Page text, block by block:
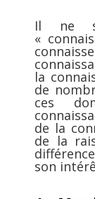
Il ne
«
la
de
ces
de la
de la
son